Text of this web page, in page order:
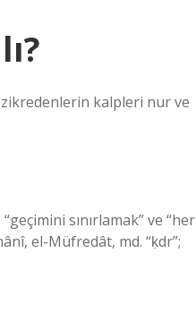
zikredenlerin kalpleri nur ve
sınırlamak” ve “her
el-Müfredât, md. “ḳdr”;